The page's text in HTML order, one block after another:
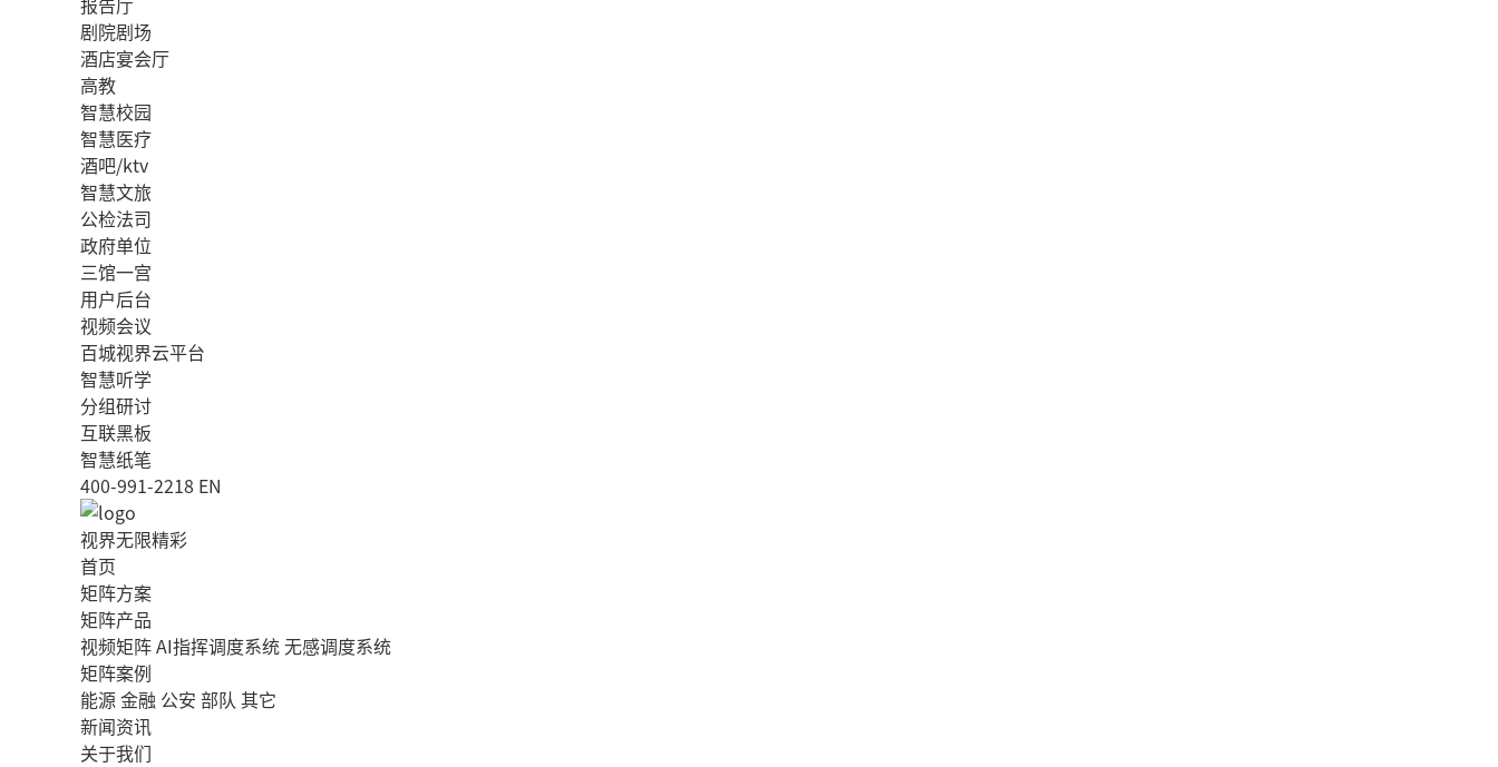
剧院剧场
酒店宴会厅
高教
智慧校园
智慧医疗
酒吧/ktv
智慧文旅
公检法司
政府单位
三馆一宫
用户后台
视频会议
百城视界云平台
智慧听学
分组研讨
互联黑板
智慧纸笔
400-991-2218 EN
视界无限精彩
首页
矩阵方案
矩阵产品
视频矩阵AI指挥调度系统无感调度系统
矩阵案例
能源金融 公安 部队 其它
新闻资讯
关于我们